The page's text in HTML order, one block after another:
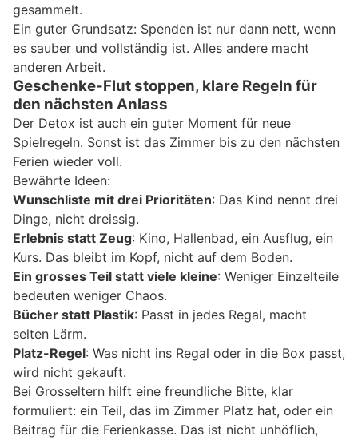
gesammelt.
Ein guter Grundsatz: Spenden ist nur dann nett, wenn
es sauber und vollständig ist. Alles andere macht
anderen Arbeit.
Geschenke-Flut stoppen, klare Regeln für
den nächsten Anlass
Der Detox ist auch ein guter Moment für neue
Spielregeln. Sonst ist das Zimmer bis zu den nächsten
Ferien wieder voll.
Bewährte Ideen:
Wunschliste mit drei Prioritäten: Das Kind nennt drei
Dinge, nicht dreissig.
Erlebnis statt Zeug: Kino, Hallenbad, ein Ausflug, ein
Kurs. Das bleibt im Kopf, nicht auf dem Boden.
Ein grosses Teil statt viele kleine: Weniger Einzelteile
bedeuten weniger Chaos.
Bücher statt Plastik: Passt in jedes Regal, macht
selten Lärm.
Platz-Regel: Was nicht ins Regal oder in die Box passt,
wird nicht gekauft.
Bei Grosseltern hilft eine freundliche Bitte, klar
formuliert: ein Teil, das im Zimmer Platz hat, oder ein
Beitrag für die Ferienkasse. Das ist nicht unhöflich,